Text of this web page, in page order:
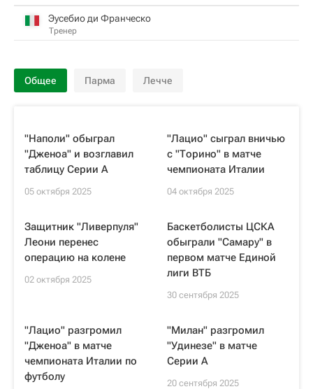
Эусебио ди Франческо
Тренер
Общее Парма Лечче
"Наполи" обыграл
"Дженоа" и возглавил
таблицу Серии А
05 октября 2025
"Лацио" сыграл вничью
с "Торино" в матче
чемпионата Италии
04 октября 2025
Защитник "Ливерпуля"
Леони перенес
операцию на колене
02 октября 2025
Баскетболисты ЦСКА
обыграли "Самару" в
первом матче Единой
лиги ВТБ
30 сентября 2025
"Лацио" разгромил
"Дженоа" в матче
чемпионата Италии по
футболу
"Милан" разгромил
"Удинезе" в матче
Серии А
20 сентября 2025